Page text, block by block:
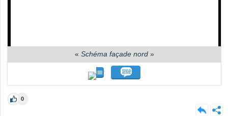
« Schéma façade nord»
0